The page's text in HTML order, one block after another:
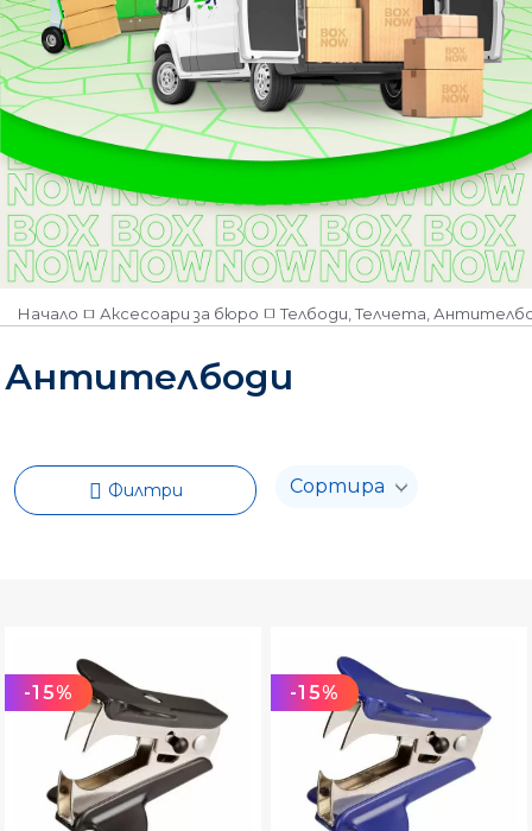
Количество
Наличен
Няма наличност
Начало Аксесоари за бюро Телбоди, Телчета,
Антителбоди
Филтри
-15% -15%